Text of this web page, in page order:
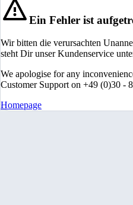
Ein Fehler ist
Wir bitten die verursachten
steht Dir unser Kundenservice
We apologise for any
Customer Support on +49 (0)30 -
Homepage